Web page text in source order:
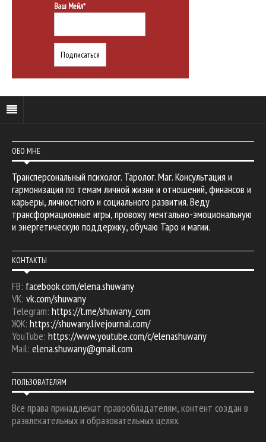
Ваш Мейл*
ОБО МНЕ
Трансперсональный психолог. Таролог. Маг. Консультация и
гармонизация по темам личной жизни и отношений, финансов и
карьеры, личностного и социального развития. Веду
трансформационные игры, провожу ментально-эмоциональную
и энергетическую поддержку, обучаю Таро и магии.
КОНТАКТЫ
FB: facebook.com/elena.shuwany
VK: vk.com/shuwany
Telegram: https://t.me/shuwany_com
ЖЖ: https://shuwany.livejournal.com/
YouTube: https://www.youtube.com/c/elenashuwany
Mail: elena.shuwany@gmail.com
ПОЛЬЗОВАТЕЛЯМ
Все права принадлежат правообладателям, контент создан в
развлекательных и образовательных целях.